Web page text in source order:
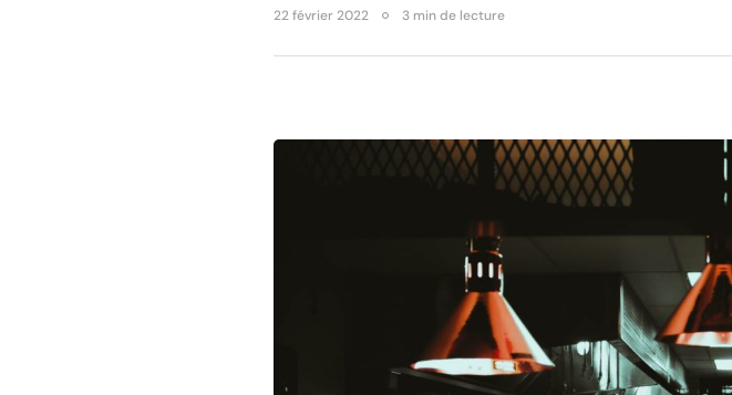
22 février 2022 3 min de lecture